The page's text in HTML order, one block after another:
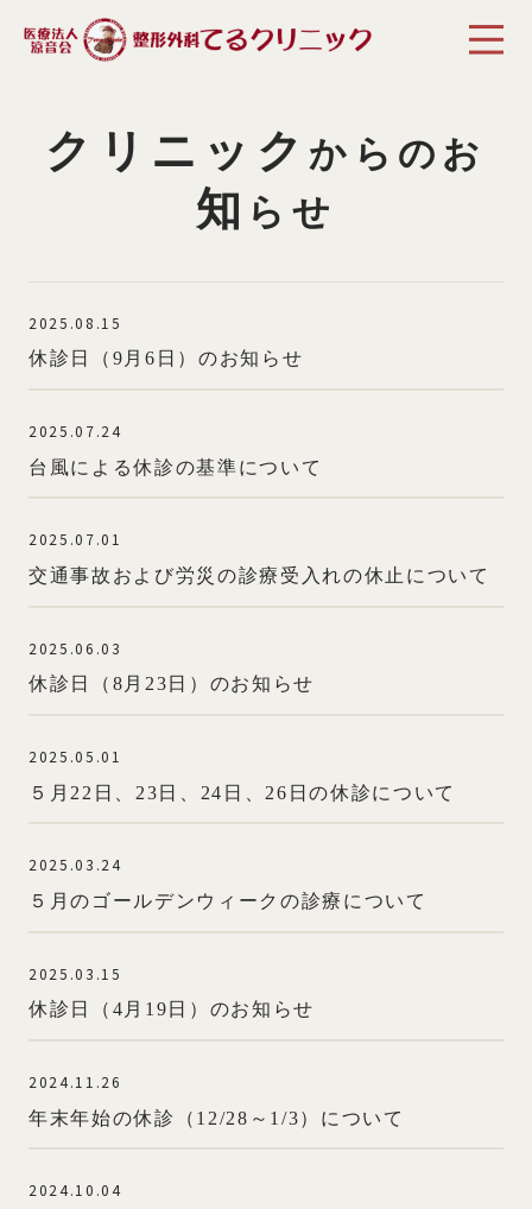
クリニック からのお
知 らせ
2025.08.15
休診日（9月6日）のお知らせ
2025.07.24
台風による休診の基準について
2025.07.01
交通事故および労災の診療受入れの休止について
2025.06.03
休診日（8月23日）のお知らせ
2025.05.01
５月22日、23日、24日、26日の休診について
2025.03.24
５月のゴールデンウィークの診療について
2025.03.15
休診日（4月19日）のお知らせ
2024.11.26
年末年始の休診（12/28～1/3）について
2024.10.04